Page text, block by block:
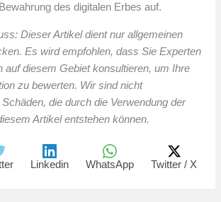
des digitalen Erbes auf.
Dieser Artikel dient nur allgemeinen
Es wird empfohlen, dass Sie Experten
auf diesem Gebiet konsultieren, um Ihre
zu bewerten. Wir sind nicht
die durch die Verwendung der
Artikel entstehen können.
Linkedin WhatsApp Twitter / X